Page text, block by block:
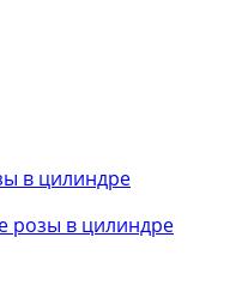
в цилиндре